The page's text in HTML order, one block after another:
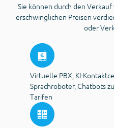
Sie können durch den
erschwinglichen Preisen
oder
Virtuelle PBX, KI-
Sprachroboter, Chatbots
Tarifen